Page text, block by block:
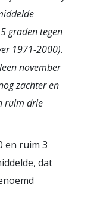
graden tegen
1971-2000).
november
zachter en
ruim drie
en ruim 3
dat